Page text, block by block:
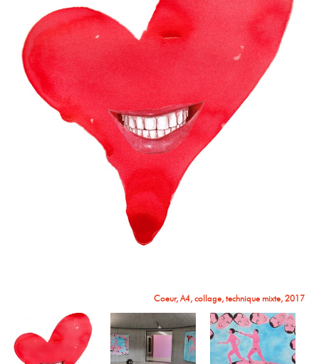
Coeur, A4, collage, technique mixte, 2017
Les fiancés, encre et aquarelle, 2 m x 1 m50, 2016
encre et aquarelle – 1m50 x 2m – 2014